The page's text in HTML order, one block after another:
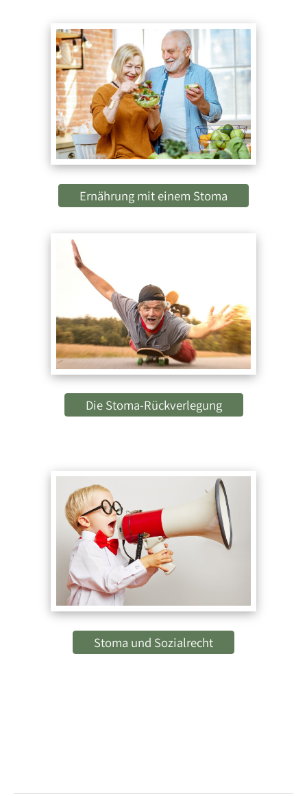
Ernährung mit einem Stoma
Die Stoma-Rückverlegung
Stoma und Sozialrecht